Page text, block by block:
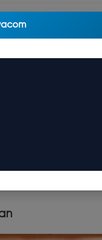
Công ty Nước
học trực tuyến Hội